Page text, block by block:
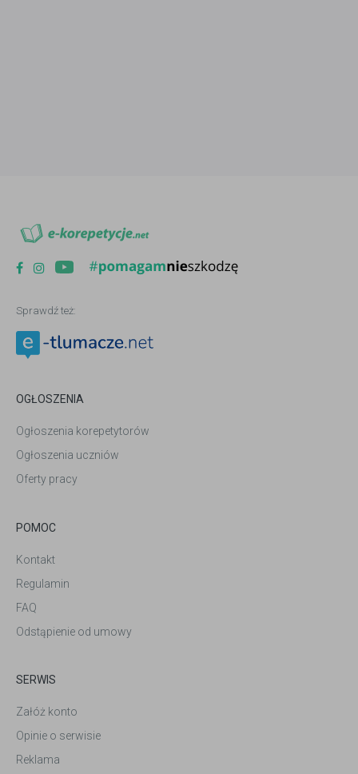
Sprawdź też:
OGŁOSZENIA
Ogłoszenia korepetytorów
Ogłoszenia uczniów
Oferty pracy
POMOC
Kontakt
Regulamin
FAQ
Odstąpienie od umowy
SERWIS
Załóż konto
Opinie o serwisie
Reklama